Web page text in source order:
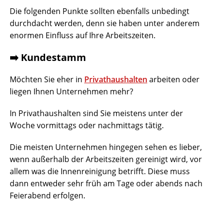
Die folgenden Punkte sollten ebenfalls unbedingt
durchdacht werden, denn sie haben unter anderem
enormen Einfluss auf Ihre Arbeitszeiten.
➡️ Kundestamm
Möchten Sie eher in Privathaushalten arbeiten oder
liegen Ihnen Unternehmen mehr?
In Privathaushalten sind Sie meistens unter der
Woche vormittags oder nachmittags tätig.
Die meisten Unternehmen hingegen sehen es lieber,
wenn außerhalb der Arbeitszeiten gereinigt wird, vor
allem was die Innenreinigung betrifft. Diese muss
dann entweder sehr früh am Tage oder abends nach
Feierabend erfolgen.